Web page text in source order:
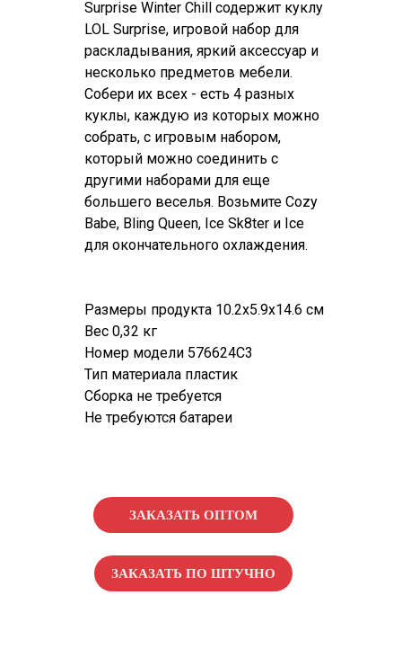
Surprise Winter Chill содержит куклу
LOL Surprise, игровой набор для
раскладывания, яркий аксессуар и
несколько предметов мебели.
Собери их всех - есть 4 разных
куклы, каждую из которых можно
собрать, с игровым набором,
который можно соединить с
другими наборами для еще
большего веселья. Возьмите Cozy
Babe, Bling Queen, Ice Sk8ter и Ice
для окончательного охлаждения.
Размеры продукта 10.2x5.9x14.6 см
Вес 0,32 кг
Номер модели 576624C3
Тип материала пластик
Сборка не требуется
Не требуются батареи
ЗАКАЗАТЬ ОПТОМ
ЗАКАЗАТЬ ПО ШТУЧНО